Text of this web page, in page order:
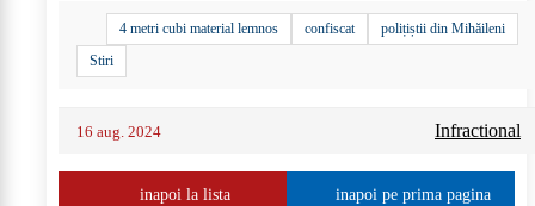
4 metri cubi material lemnos confiscat
polițiștii din Mihăileni
Stiri
16 aug. 2024 Infractional
inapoi la lista inapoi pe prima pagina